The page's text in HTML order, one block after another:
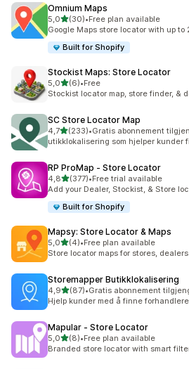
Omnium Maps
5,0av 5 stjerner
(30)
Totalt 30 omtaler
•Free plan available
Google Maps store locator with up
Built for Shopify
Stockist Maps: Store Locator
5,0av 5 stjerner
(6)
Totalt 6 omtaler
•Free
Stockist locator map, store finder, &
SC Store Locator Map
4,7av 5 stjerner
(233)
Totalt 233 omtaler
•Gratis abonnement
utikklokalisering som hjelper kunder
RP ProMap ‑ Store Locator
4,8av 5 stjerner
(377)
Totalt 377 omtaler
•Free trial available
Add your Dealer, Stockist, & Store
Built for Shopify
Mapsy: Store Locator & Maps
5,0av 5 stjerner
(4)
Totalt 4 omtaler
•Free plan available
Store locator maps for stores,
Storemapper Butikklokalisering
4,9av 5 stjerner
(87)
Totalt 87 omtaler
•Gratis abonnement
Hjelp kunder med å finne
Mapular ‑ Store Locator
5,0av 5 stjerner
(8)
Totalt 8 omtaler
•Free plan available
Branded store locator with smart